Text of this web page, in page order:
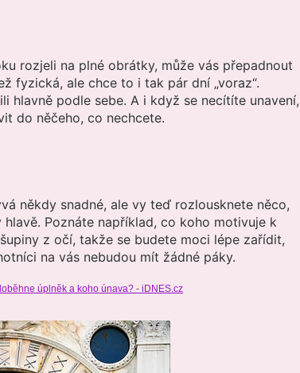
rozjeli na plné obrátky, může vás přepadnout
fyzická, ale chce to i tak pár dní „voraz“.
hlavně podle sebe. A i když se necítíte unavení,
do něčeho, co nechcete.
někdy snadné, ale vy teď rozlousknete něco,
Poznáte například, co koho motivuje k
z očí, takže se budete moci lépe zařídit,
na vás nebudou mít žádné páky.
úplněk a koho únava? - iDNES.cz